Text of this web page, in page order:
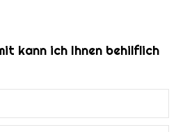
kann ich Ihnen behilflich